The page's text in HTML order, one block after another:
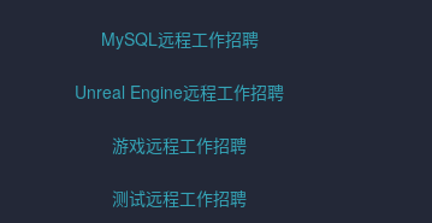
MySQL远程工作招聘
Unreal Engine远程工作招聘
游戏远程工作招聘
测试远程工作招聘